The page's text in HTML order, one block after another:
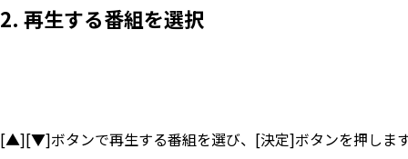
2. 再生する番組を選択
[▲][▼]ボタンで再生する番組を選び、[決定]ボタンを押しま